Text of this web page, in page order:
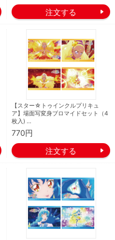
【スター☆トゥインクルプリキュ
ア】場面写変身ブロマイドセット（4
枚入) …
770円